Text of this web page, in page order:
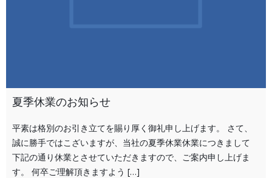
夏季休業のお知らせ
平素は格別のお引き立てを賜り厚く御礼申し上げます。 さて、
誠に勝手ではこざいますが、当社の夏季休業休業につきまして
下記の通り休業とさせていただきますので、ご案内申し上げま
す。 何卒ご理解頂きますよう […]